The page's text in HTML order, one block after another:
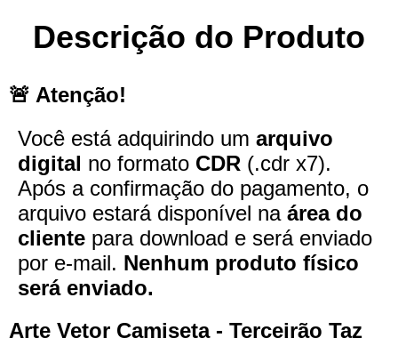
Descrição do Produto
🚨 Atenção!
Você está adquirindo um arquivo
digital no formato CDR (.cdr x7).
Após a confirmação do pagamento, o
arquivo estará disponível na área do
cliente para download e será enviado
por e-mail. Nenhum produto físico
será enviado.
Arte Vetor Camiseta - Terceirão Taz